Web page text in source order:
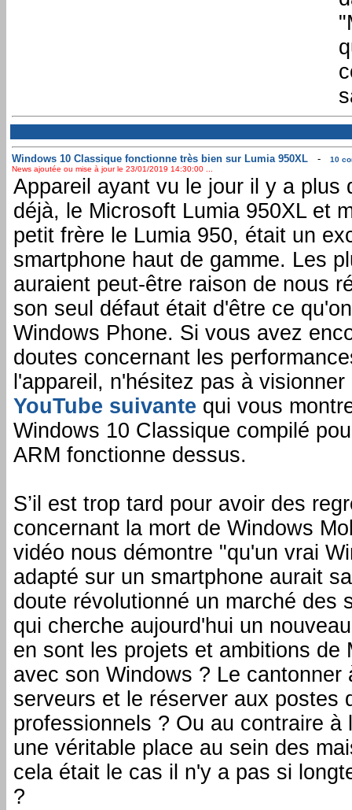
Windows 10 Classique fonctionne très bien sur Lumia 950XL -
10
News ajoutée ou mise à jour le 23/01/2019 14:30:00 ...
Appareil ayant vu le jour il y a plus
déjà, le Microsoft Lumia 950XL et
petit frère le Lumia 950, était un
smartphone haut de gamme. Les
auraient peut-être raison de nous
son seul défaut était d'être ce
Windows Phone. Si vous avez
doutes concernant les
l'appareil, n'hésitez pas à visionner
YouTube suivante qui vous
Windows 10 Classique compilé
ARM fonctionne dessus.
S’il est trop tard pour avoir des
concernant la mort de Windows
vidéo nous démontre "qu'un vrai
adapté sur un smartphone aurait
doute révolutionné un marché des
qui cherche aujourd'hui un
en sont les projets et ambitions de
avec son Windows ? Le cantonner
serveurs et le réserver aux postes
professionnels ? Ou au contraire à
une véritable place au sein des
cela était le cas il n'y a pas si
?